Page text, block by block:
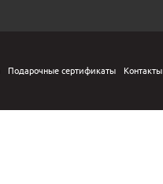
Подарочные сертификаты Контакты